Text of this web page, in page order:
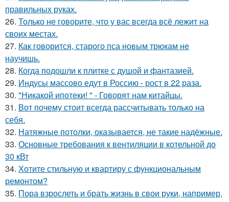
правильных руках.
26. Только не говорите, что у вас всегда всё лежит на
своих местах.
27. Как говорится, старого пса новым трюкам не
научишь.
28. Когда подошли к плитке с душой и фантазией.
29. Индусы массово едут в Россию - рост в 22 раза.
30. "Никакой ипотеки! " - Говорят нам китайцы.
31. Вот почему стоит всегда рассчитывать только на
себя.
32. Натяжные потолки, оказывается, не такие надёжные.
33. Основные требования к вентиляции в котельной до
30 кВт
34. Хотите стильную и квартиру с функциональным
ремонтом?
35. Пора взрослеть и брать жизнь в свои руки, например,